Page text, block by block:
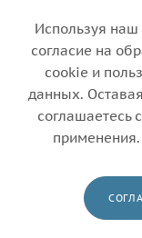
Бушинг
вала
KONICA
Bizhub
162/
Используя наш
согласие на
cookie и
данных.
соглашаетесь
применения.